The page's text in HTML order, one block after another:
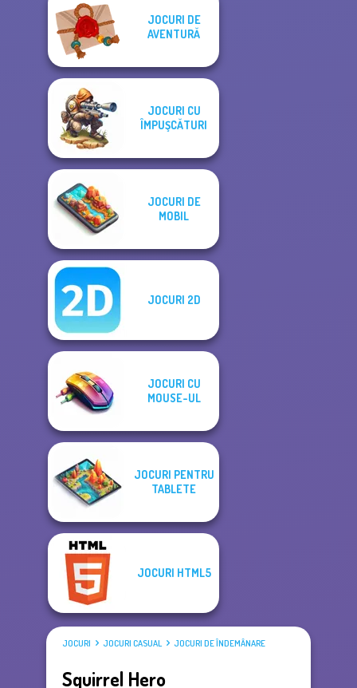
JOCURI DE
AVENTURĂ
JOCURI CU
ÎMPUŞCĂTURI
JOCURI DE
MOBIL
JOCURI 2D
JOCURI CU
MOUSE-UL
JOCURI PENTRU
TABLETE
JOCURI HTML5
JOCURI JOCURI CASUAL JOCURI DE ÎNDEMÂNARE
Squirrel Hero